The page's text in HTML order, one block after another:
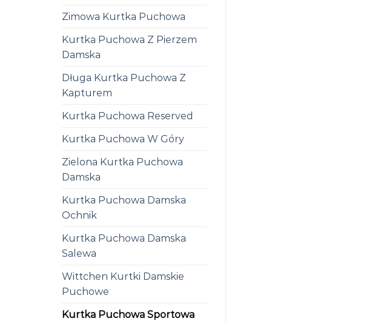
Zimowa Kurtka Puchowa
Kurtka Puchowa Z Pierzem
Damska
Długa Kurtka Puchowa Z
Kapturem
Kurtka Puchowa Reserved
Kurtka Puchowa W Góry
Zielona Kurtka Puchowa
Damska
Kurtka Puchowa Damska
Ochnik
Kurtka Puchowa Damska
Salewa
Wittchen Kurtki Damskie
Puchowe
Kurtka Puchowa Sportowa